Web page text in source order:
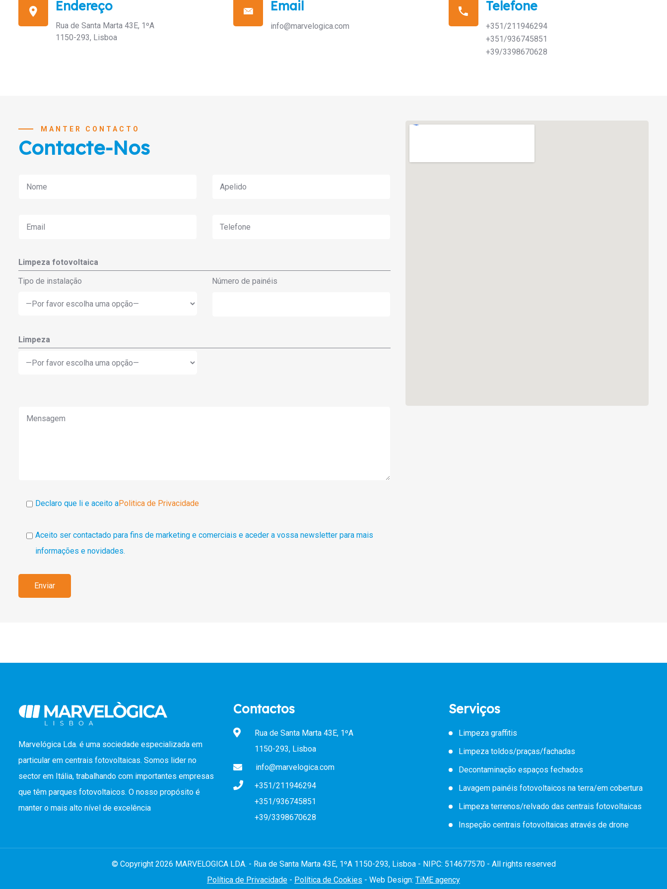
Endereço
Rua de Santa Marta 43E, 1ºA
1150-293, Lisboa
Email
info@marvelogica.com
Telefone
+351/211946294
+351/936745851
+39/3398670628
MANTER CONTACTO
Contacte-Nos
Limpeza fotovoltaica
Tipo de instalação
Número de painéis
Limpeza
Declaro que li e aceito aPolitica de Privacidade
Aceito ser contactado para fins de marketing e comerciais e aceder a vossa newsletter para mais
informações e novidades.
Marvelógica Lda. é uma sociedade especializada em
particular em centrais fotovoltaicas. Somos lider no
sector em Itália, trabalhando com importantes empresas
que têm parques fotovoltaicos. O nosso propósito é
manter o mais alto nível de excelência
Contactos
Rua de Santa Marta 43E, 1ºA
1150-293, Lisboa
info@marvelogica.com
+351/211946294
+351/936745851
+39/3398670628
Serviços
Limpeza graffitis
Limpeza toldos/praças/fachadas
Decontaminação espaços fechados
Lavagem painéis fotovoltaicos na terra/em cobertura
Limpeza terrenos/relvado das centrais fotovoltaicas
Inspeção centrais fotovoltaicas através de drone
© Copyright 2026 MARVELOGICA LDA. - Rua de Santa Marta 43E, 1ºA 1150-293, Lisboa - NIPC: 514677570 - All rights reserved
Política de Privacidade - Política de Cookies - Web Design: TiME agency